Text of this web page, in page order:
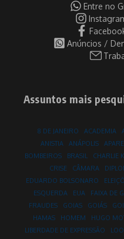
Entre no
Anúncios /
Assuntos mais
8 DE JANEIRO ACADEMIA
ANISTIA
ANÁPOLIS
BOMBEIROS
BRASIL CHARLIE
CRISE
CÂMARA
EDUARDO BOLSONARO
ESQUERDA
EUA FAIXA DE
FRAUDES
GOIAS GOIÁS
HAMAS
HOMEM HUGO
LIBERDADE DE EXPRESSÃO